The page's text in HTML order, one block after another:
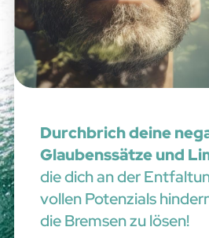
Durchbrich deine
Glaubenssätze und
die dich an der
vollen Potenzials
die Bremsen zu lösen!